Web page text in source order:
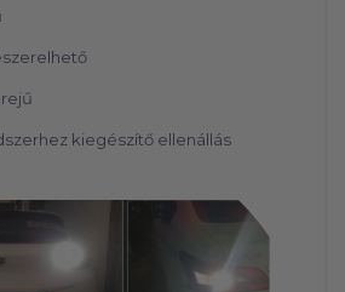
kiegészítő ellenállás